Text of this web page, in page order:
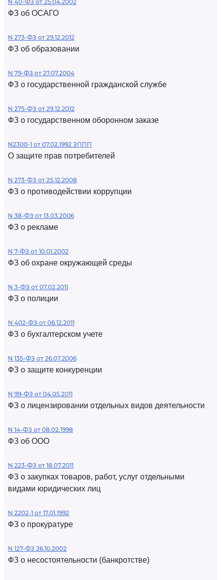
N 40-ФЗ от 25.04.2002
ФЗ об ОСАГО
N 273-ФЗ от 29.12.2012
ФЗ об образовании
N 79-ФЗ от 27.07.2004
ФЗ о государственной гражданской службе
N 275-ФЗ от 29.12.2012
ФЗ о государственном оборонном заказе
N2300-1 от 07.02.1992 ЗППП
О защите прав потребителей
N 273-ФЗ от 25.12.2008
ФЗ о противодействии коррупции
N 38-ФЗ от 13.03.2006
ФЗ о рекламе
N 7-ФЗ от 10.01.2002
ФЗ об охране окружающей среды
N 3-ФЗ от 07.02.2011
ФЗ о полиции
N 402-ФЗ от 06.12.2011
ФЗ о бухгалтерском учете
N 135-ФЗ от 26.07.2006
ФЗ о защите конкуренции
N 99-ФЗ от 04.05.2011
ФЗ о лицензировании отдельных видов деятельности
N 14-ФЗ от 08.02.1998
ФЗ об ООО
N 223-ФЗ от 18.07.2011
ФЗ о закупках товаров, работ, услуг отдельными
видами юридических лиц
N 2202-1 от 17.01.1992
ФЗ о прокуратуре
N 127-ФЗ 26.10.2002
ФЗ о несостоятельности (банкротстве)